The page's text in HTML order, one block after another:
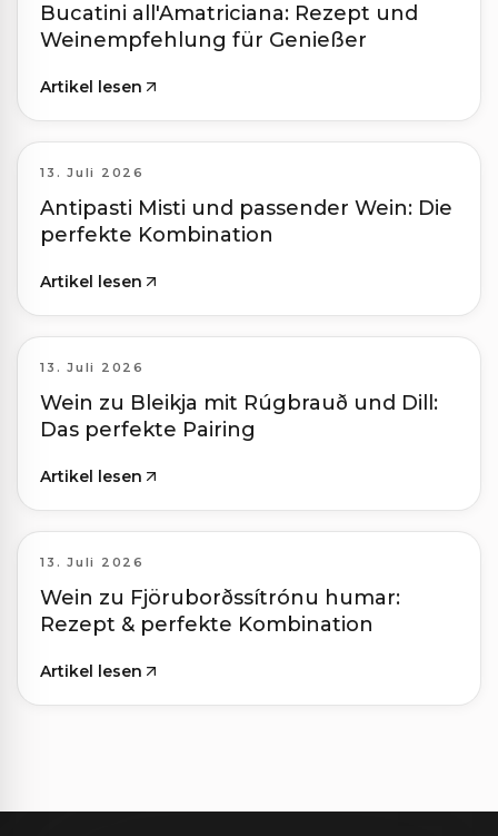
Bucatini all'Amatriciana: Rezept und
Weinempfehlung für Genießer
Artikel lesen
13. Juli 2026
Antipasti Misti und passender Wein: Die
perfekte Kombination
Artikel lesen
13. Juli 2026
Wein zu Bleikja mit Rúgbrauð und Dill:
Das perfekte Pairing
Artikel lesen
13. Juli 2026
Wein zu Fjöruborðssítrónu humar:
Rezept & perfekte Kombination
Artikel lesen